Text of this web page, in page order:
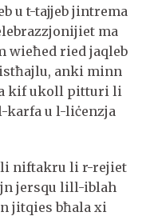
u t-tajjeb jintrema
ma
wieħed ried jaqleb
anki minn
kif ukoll pitturi li
karfa u l-liċenzja
li niftakru li r-rejiet
jersqu lill-iblah
jitqies bħala xi